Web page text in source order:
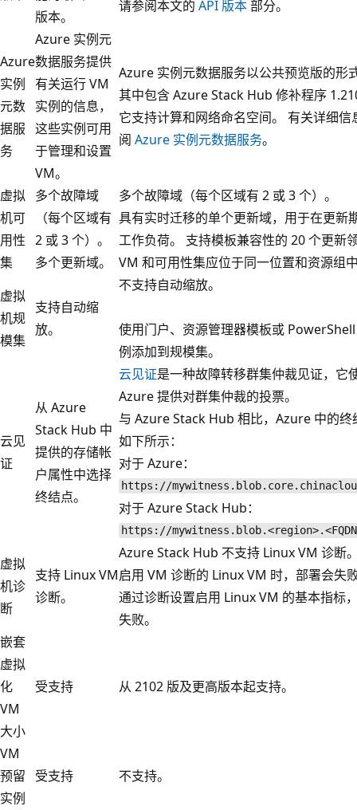
版本。
请参阅本文的 API 版本部分。
Azure
实例
元数
据服
务
Azure 实例元
数据服务提供
有关运行 VM
实例的信息，
这些实例可用
于管理和设置
VM。
Azure 实例元数据服务以公共预览版的形
其中包含 Azure Stack Hub 修补程序
它支持计算和网络命名空间。 有关详细信
阅 Azure 实例元数据服务。
虚拟
机可
用性
集
多个故障域
（每个区域有
2 或 3 个）。
多个更新域。
多个故障域（每个区域有 2 或 3 个）。
具有实时迁移的单个更新域，用于在更新
工作负荷。 支持模板兼容性的 20 个更新
VM 和可用性集应位于同一位置和资源组
虚拟
机规
模集
支持自动缩
放。
不支持自动缩放。
使用门户、资源管理器模板或
例添加到规模集。
云见
证
从 Azure
Stack Hub 中
提供的存储帐
户属性中选择
终结点。
云见证是一种故障转移群集仲裁见证，它
Azure 提供对群集仲裁的投票。
与 Azure Stack Hub 相比，Azure 中的终
如下所示：
对于 Azure：
https://
对于 Azure Stack Hub：
https://
虚拟
机诊
断
支持 Linux VM
诊断。
Azure Stack Hub 不支持 Linux VM 诊断
启用 VM 诊断的 Linux VM 时，部署会失
通过诊断设置启用 Linux VM 的基本指标
失败。
嵌套
虚拟
化
VM
大小
受支持 从 2102 版及更高版本起支持。
VM
预留
实例
受支持 不支持。